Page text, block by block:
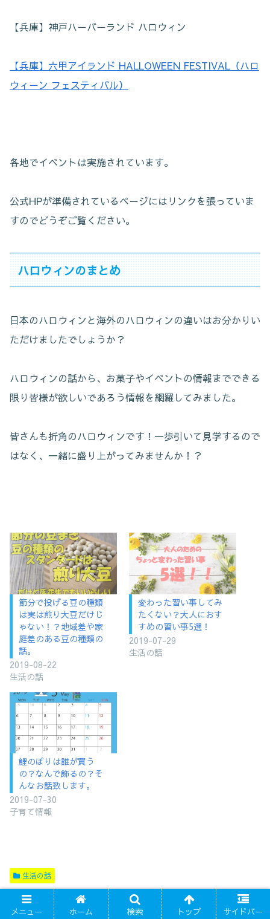
【兵庫】神戸ハーバーランド ハロウィン
【兵庫】六甲アイランド HALLOWEEN FESTIVAL（ハロ
ウィーン フェスティバル）
各地でイベントは実施されています。
公式HPが準備されているページにはリンクを張っていま
すのでどうぞご覧ください。
ハロウィンのまとめ
日本のハロウィンと海外のハロウィンの違いはお分かりい
ただけましたでしょうか？
ハロウィンの話から、お菓子やイベントの情報までできる
限り皆様が欲しいであろう情報を網羅してみました。
皆さんも折角のハロウィンです！一歩引いて見学するので
はなく、一緒に盛り上がってみませんか！？
節分で投げる豆の種類
は実は煎り大豆だけじ
ゃない！？地域差や家
庭差のある豆の種類の
話。
2019-08-22
生活の話
変わった習い事してみ
たくない？大人におす
すめの習い事5選！
2019-07-29
生活の話
鯉のぼりは誰が買う
の？なんで飾るの？そ
んなお話致します。
2019-07-30
子育て情報
生活の話
スポンサーリンク
メニュー ホーム 検索 トップ サイドバー